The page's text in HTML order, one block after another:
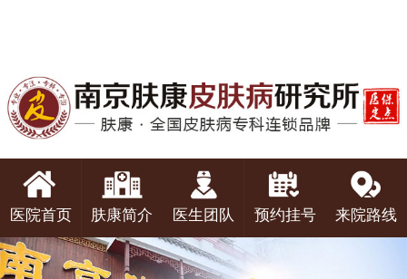
医院首页 肤康简介 医生团队 预约挂号 来院路线